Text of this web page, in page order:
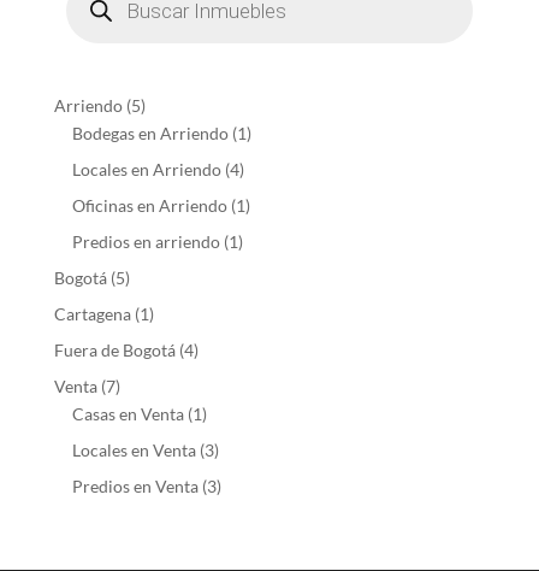
productos
Arriendo 55
products
Bodegas en Arriendo 11
Locales en Arriendo 44
products
Oficinas en Arriendo 11
Predios en arriendo 11
Bogotá 55
products
Cartagena 11
product
Fuera de Bogotá 44
Venta 77
products
Casas en Venta 11
product
Locales en Venta 33
products
Predios en Venta 33